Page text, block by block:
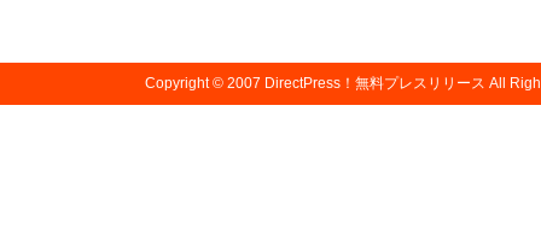
Copyright © 2007 DirectPress！無料プレスリリース All